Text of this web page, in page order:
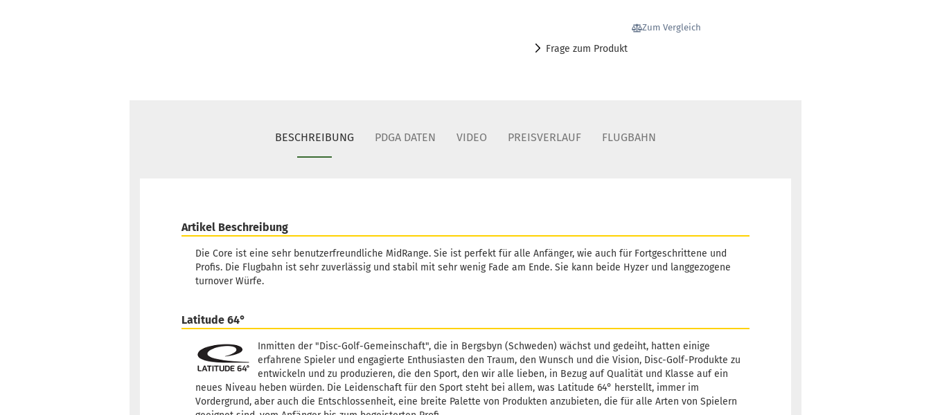
Zum Vergleich
Frage zum Produkt
BESCHREIBUNG PDGA DATEN VIDEO PREISVERLAUF FLUGBAHN
Artikel Beschreibung
Die Core ist eine sehr benutzerfreundliche MidRange. Sie ist perfekt für alle Anfänger, wie auch für Fortgeschrittene und
Profis. Die Flugbahn ist sehr zuverlässig und stabil mit sehr wenig Fade am Ende. Sie kann beide Hyzer und langgezogene
turnover Würfe.
Latitude 64°
Inmitten der "Disc-Golf-Gemeinschaft", die in Bergsbyn (Schweden) wächst und gedeiht, hatten einige
erfahrene Spieler und engagierte Enthusiasten den Traum, den Wunsch und die Vision, Disc-Golf-Produkte zu
entwickeln und zu produzieren, die den Sport, den wir alle lieben, in Bezug auf Qualität und Klasse auf ein
neues Niveau heben würden. Die Leidenschaft für den Sport steht bei allem, was Latitude 64° herstellt, immer im
Vordergrund, aber auch die Entschlossenheit, eine breite Palette von Produkten anzubieten, die für alle Arten von Spielern